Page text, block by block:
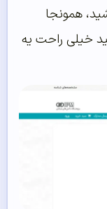
همونجا
خیلی راحت یه